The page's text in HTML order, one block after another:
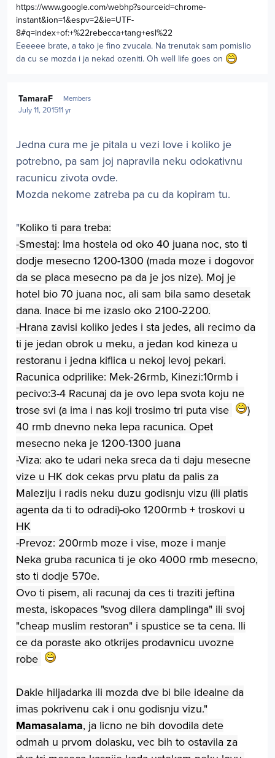
https://www.google.com/webhp?sourceid=chrome-
instant&ion=1&espv=2&ie=UTF-
8#q=index+of:+%22rebecca+tang+esl%22
Eeeeee brate, a tako je fino zvucala. Na trenutak sam pomislio
da cu se mozda i ja nekad ozeniti. Oh well life goes on
TamaraF Members
July 11, 201511 yr
Jedna cura me je pitala u vezi love i koliko je
potrebno, pa sam joj napravila neku odokativnu
racunicu zivota ovde.
Mozda nekome zatreba pa cu da kopiram tu.
"Koliko ti para treba:
-Smestaj: Ima hostela od oko 40 juana noc, sto ti
dodje mesecno 1200-1300 (mada moze i dogovor
da se placa mesecno pa da je jos nize). Moj je
hotel bio 70 juana noc, ali sam bila samo desetak
dana. Inace bi me izaslo oko 2100-2200.
-Hrana zavisi koliko jedes i sta jedes, ali recimo da
ti je jedan obrok u meku, a jedan kod kineza u
restoranu i jedna kiflica u nekoj levoj pekari.
Racunica odprilike: Mek-26rmb, Kinezi:10rmb i
pecivo:3-4 Racunaj da je ovo lepa svota koju ne
trose svi (a ima i nas koji trosimo tri puta vise
)
40 rmb dnevno neka lepa racunica. Opet
mesecno neka je 1200-1300 juana
-Viza: ako te udari neka sreca da ti daju mesecne
vize u HK dok cekas prvu platu da palis za
Maleziju i radis neku duzu godisnju vizu (ili platis
agenta da ti to odradi)-oko 1200rmb + troskovi u
HK
-Prevoz: 200rmb moze i vise, moze i manje
Neka gruba racunica ti je oko 4000 rmb mesecno,
sto ti dodje 570e.
Ovo ti pisem, ali racunaj da ces ti traziti jeftina
mesta, iskopaces "svog dilera damplinga" ili svoj
"cheap muslim restoran" i spustice se ta cena. Ili
ce da poraste ako otkrijes prodavnicu uvozne
robe
Dakle hiljadarka ili mozda dve bi bile idealne da
imas pokrivenu cak i onu godisnju vizu."
Mamasalama, ja licno ne bih dovodila dete
odmah u prvom dolasku, vec bih to ostavila za